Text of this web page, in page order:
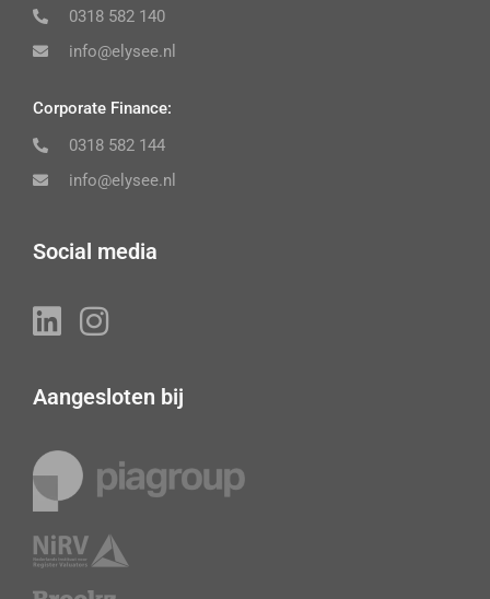
0318 582 140
info@elysee.nl
Corporate Finance:
0318 582 144
info@elysee.nl
Social media
Aangesloten bij